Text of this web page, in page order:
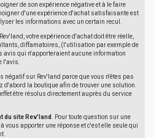
de son expérience négative et à le faire
d'une expérience d'achat satisfaisante est
les informations avec un certain recul.
votre expérience d'achat doit être réelle,
diffamatoires, (l'utilisation par exemple de
avis qui n'apporteraient aucune information
l'avis.
négatif sur Rev'land parce que vous n'êtes pas
d'abord la boutique afin de trouver une solution.
être résolus directement auprès du service
du site Rev'land
. Pour toute question sur une
vous apporter une réponse et c'est elle seule qui